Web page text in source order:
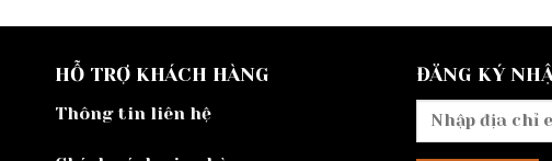
HỖ TRỢ KHÁCH HÀNG
Thông tin liên hệ
ĐĂNG KÝ